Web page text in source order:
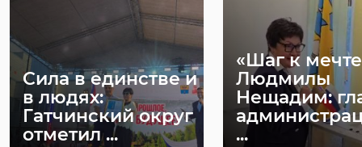
Сила в единстве и
в людях:
Гатчинский округ
отметил ...
«Шаг к
Людмилы
Нещадим:
...